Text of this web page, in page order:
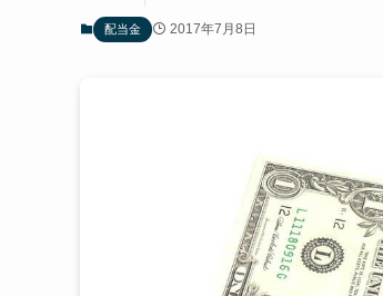
配当金 2017年7月8日